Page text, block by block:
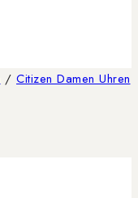
/ Citizen Damen Uhren